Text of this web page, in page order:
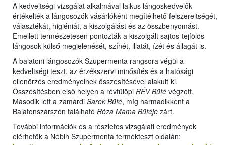
A kedveltségi vizsgálat alkalmával laikus lángoskedvelők
értékelték a lángosozók vásárlóként megítélhető felszereltségét,
választékát, higiéniát, a kiszolgálást és az összbenyomást.
Emellett természetesen pontozták a kiszolgált sajtos-tejfölös
lángosok külső megjelenését, színét, illatát, ízét és állagát is.
A balatoni lángosozók Szupermenta rangsora végül a
kedveltségi teszt, az érzékszervi minősítés és a hatósági
ellenőrzés eredményeinek összesítésével alakult ki.
Összesítésben első helyen a révfülöpi RÉV Büfé végzett.
Második lett a zamárdi Sarok Büfé, míg harmadikként a
Balatonszárszón található Róza Mama Büféje zárt.
További információk és a részletes vizsgálati eredmények
elérhetők a Nébih Szupermenta termékteszt oldalán: